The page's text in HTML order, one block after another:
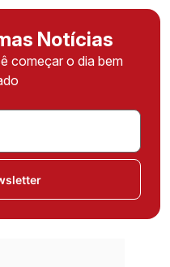
Notícias
começar o dia bem